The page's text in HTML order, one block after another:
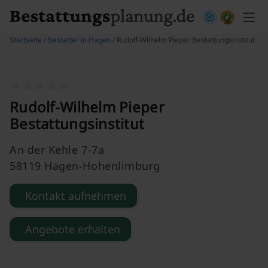
Startseite / Bestatter in Hagen / Rudolf-Wilhelm Pieper Bestattungsinstitut
Rudolf-Wilhelm Pieper
Bestattungsinstitut
An der Kehle 7-7a
58119 Hagen-Hohenlimburg
Kontakt aufnehmen
Angebote erhalten